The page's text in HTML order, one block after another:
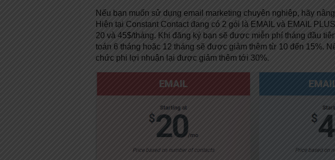
Nếu bạn muốn sử dụng email marketing chuyên nghiệp, hãy
Hiện tại Constant Contact đang có 2 gói là EMAIL và EMAIL
20 và 45$/tháng. Khi đăng ký bạn sẽ được miễn phí tháng đầu
toán 6 tháng hoặc 12 tháng sẽ được giảm thêm từ 10 đến 15%.
chức phi lợi nhuận lại được giảm thêm tới 30%.